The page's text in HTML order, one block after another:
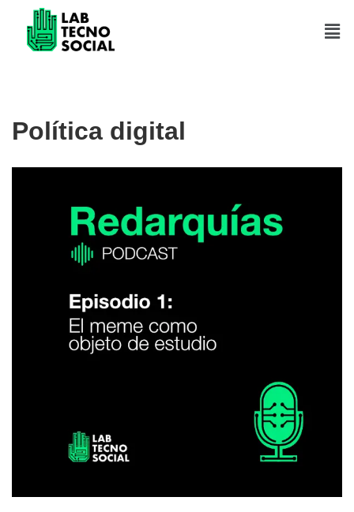
Saltar
Política digital